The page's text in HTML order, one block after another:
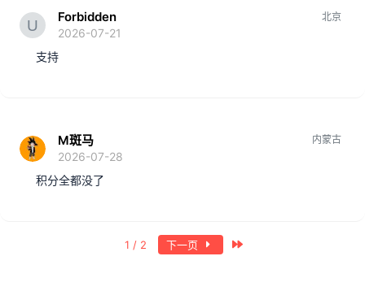
Forbidden
2026-07-21
北京
支持
M斑马
2026-07-28
内蒙古
积分全都没了
1 / 2 下一页